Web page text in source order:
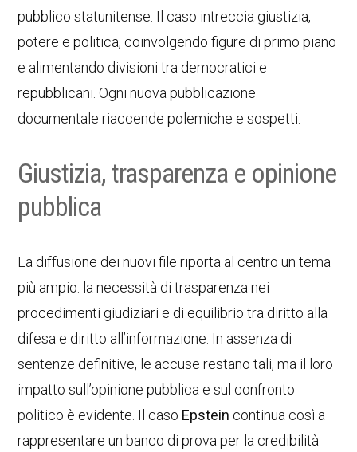
pubblico statunitense. Il caso intreccia giustizia,
potere e politica, coinvolgendo figure di primo piano
e alimentando divisioni tra democratici e
repubblicani. Ogni nuova pubblicazione
documentale riaccende polemiche e sospetti.
Giustizia, trasparenza e opinione
pubblica
La diffusione dei nuovi file riporta al centro un tema
più ampio: la necessità di trasparenza nei
procedimenti giudiziari e di equilibrio tra diritto alla
difesa e diritto all’informazione. In assenza di
sentenze definitive, le accuse restano tali, ma il loro
impatto sull’opinione pubblica e sul confronto
politico è evidente. Il caso Epstein continua così a
rappresentare un banco di prova per la credibilità